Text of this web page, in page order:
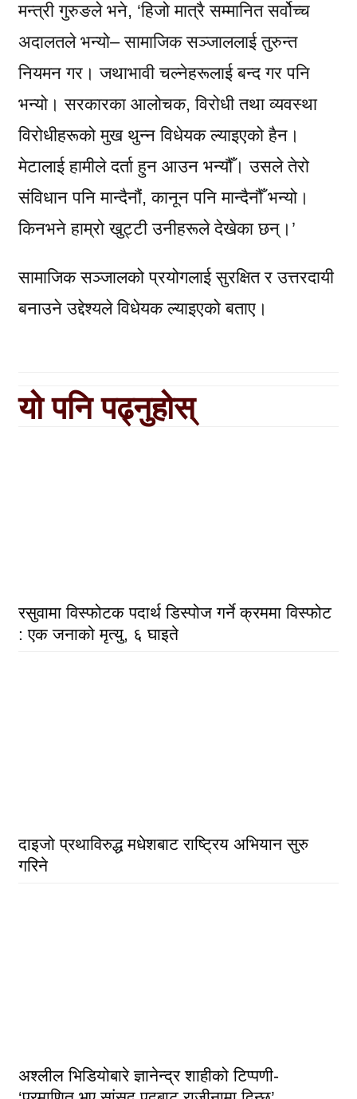
मन्त्री गुरुङले भने, ‘हिजो मात्रै सम्मानित सर्वोच्च
अदालतले भन्यो– सामाजिक सञ्जाललाई तुरुन्त
नियमन गर। जथाभावी चल्नेहरूलाई बन्द गर पनि
भन्यो। सरकारका आलोचक, विरोधी तथा व्यवस्था
विरोधीहरूको मुख थुन्न विधेयक ल्याइएको हैन।
मेटालाई हामीले दर्ता हुन आउन भन्यौँ। उसले तेरो
संविधान पनि मान्दैनौं, कानून पनि मान्दैनौँ भन्यो।
किनभने हाम्रो खुट्टी उनीहरूले देखेका छन्।’
सामाजिक सञ्जालको प्रयोगलाई सुरक्षित र उत्तरदायी
बनाउने उद्देश्यले विधेयक ल्याइएको बताए।
यो पनि पढ्नुहोस्
रसुवामा विस्फोटक पदार्थ डिस्पोज गर्ने क्रममा विस्फोट
: एक जनाको मृत्यु, ६ घाइते
दाइजो प्रथाविरुद्ध मधेशबाट राष्ट्रिय अभियान सुरु
गरिने
अश्लील भिडियोबारे ज्ञानेन्द्र शाहीको टिप्पणी-